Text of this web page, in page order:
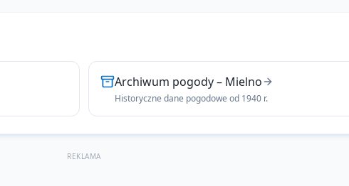
Archiwum pogody– Mielno
Historyczne dane pogodowe od 1940 r.
REKLAMA